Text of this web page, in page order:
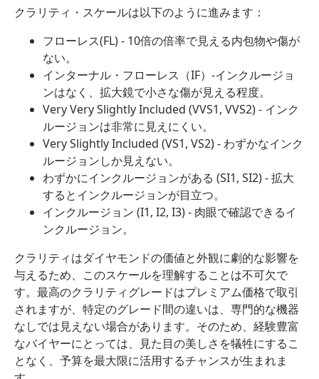
クラリティ・スケールは以下のように進みます：
フローレス(FL) - 10倍の倍率で見える内包物や傷が
ない。
インターナル・フローレス（IF）-インクルージョ
ンはなく、拡大鏡で小さな傷が見える程度。
Very Very Slightly Included (VVS1, VVS2) - インク
ルージョンは非常に見えにくい。
Very Slightly Included (VS1, VS2) - わずかなインク
ルージョンしか見えない。
わずかにインクルージョンがある (SI1, SI2) - 拡大
するとインクルージョンが目立つ。
インクルージョン (I1, I2, I3) - 肉眼で確認できるイ
ンクルージョン。
クラリティはダイヤモンドの価値と外観に劇的な影響を
与えるため、このスケールを理解することは不可欠で
す。最高のクラリティグレードはプレミアム価格で取引
されますが、特定のグレード間の違いは、専門的な機器
なしでは見えない場合があります。そのため、経験豊富
なバイヤーにとっては、見た目の美しさを犠牲にするこ
となく、予算を最大限に活用するチャンスが生まれま